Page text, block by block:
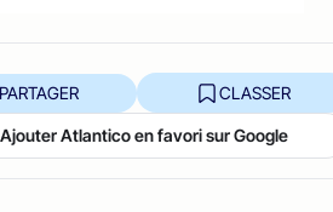
PARTAGER CLASSER
Ajouter Atlantico en favori sur Google